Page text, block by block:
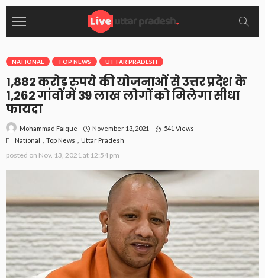
NATIONAL TOP NEWS UTTAR PRADESH
1,882 करोड़ रुपये की योजनाओं से उत्तर प्रदेश के
1,262 गांवों में 39 लाख लोगों को मिलेगा सीधा
फायदा
Mohammad Faique November 13, 2021
541 Views
National
Top News Uttar Pradesh
posted on Nov. 13, 2021 at 12:54 pm